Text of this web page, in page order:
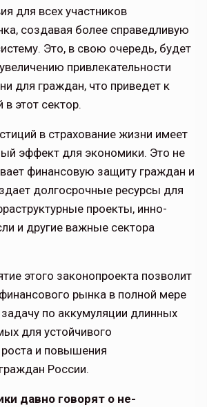
для всех участников
соз­давая более справедливую
Это, в свою очередь, будет
привлекательности
для граждан, что приведет к
в этот сектор.
в страхова­ние жизни имеет
эффект для экономики. Это не
финансовую защиту граждан и
долгосрочные ресурсы для
проекты, инно­
и другие важные сектора
этого зако­нопроекта позволит
рынка в полной мере
по аккумуля­ции длинных
для устойчивого
и повышения
России.
давно говорят о не­